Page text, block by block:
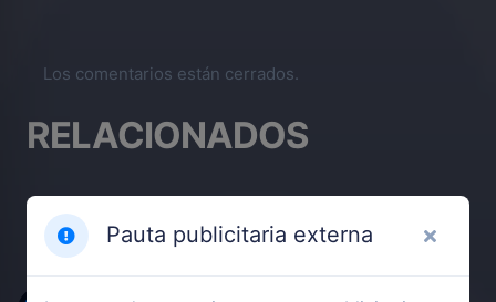
Los comentarios están cerrados.
RELACIONADOS
Pauta publicitaria externa